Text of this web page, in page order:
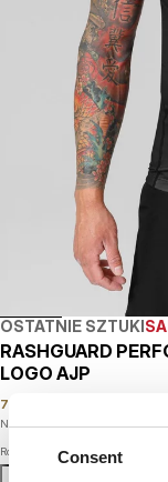
Consent
OSTATNIE SZTUKI
RASHGUARD
LOGO AJP
79
Najniższa cena w okresie
Rozmiar